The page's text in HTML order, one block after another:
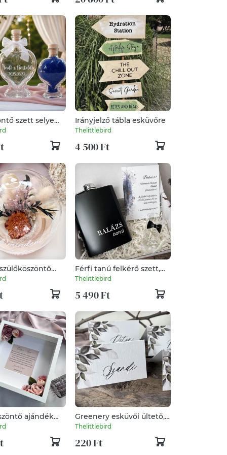
szett selyem
Irányjelző tábla esküvőre
Thelittlebird
4 500 Ft
édesanyáknak,
Férfi tanú felkérő szett,
fiús tanúfelkérő csomag
Thelittlebird
5 490 Ft
ajándék
idézettel
Greenery esküvői ültető,
sátras ültetőkártya
Thelittlebird
220 Ft